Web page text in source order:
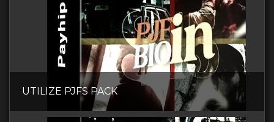
UTILIZE PJFS PACK